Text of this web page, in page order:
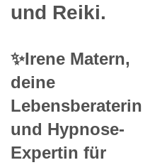
und Reiki.
✨Irene Matern,
deine
Lebensberaterin
und Hypnose-
Expertin für